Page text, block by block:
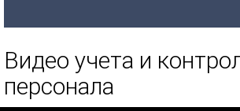
Видео учета и
персонала